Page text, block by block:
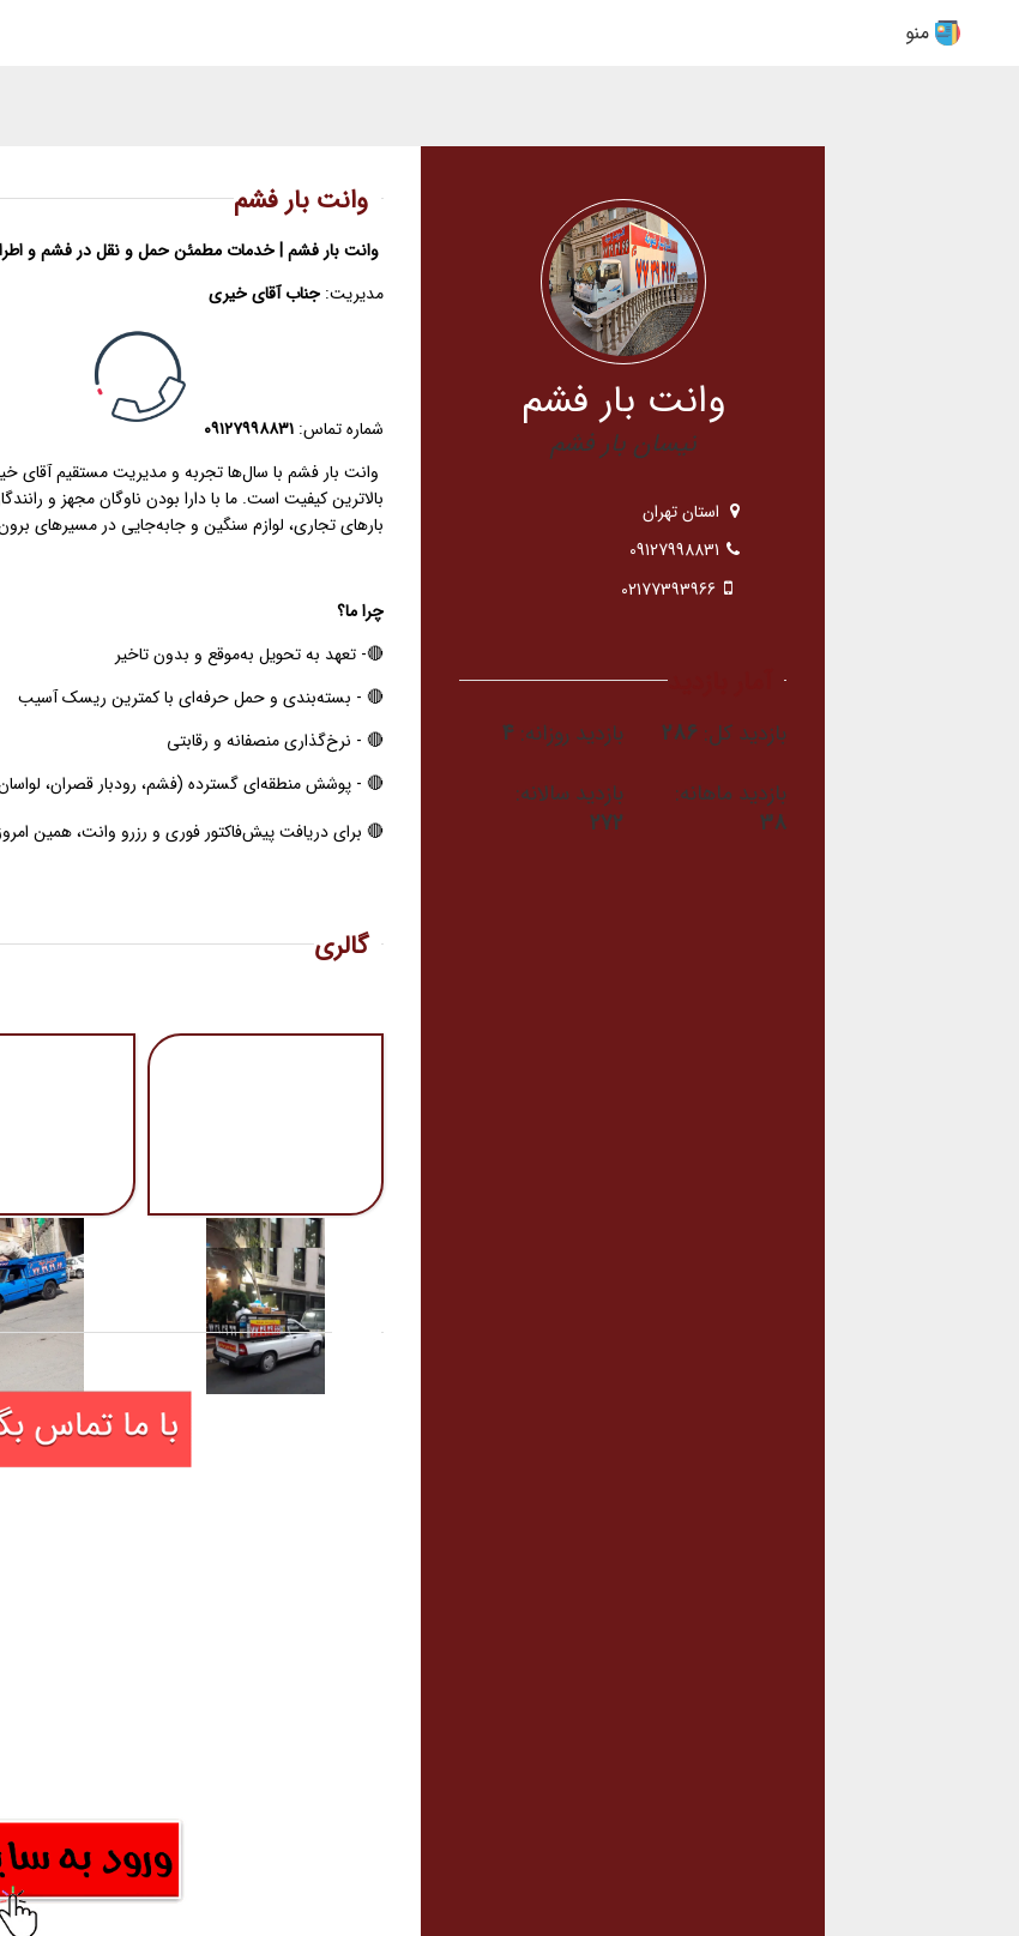
منو
وانت بار فشم
نیسان بار فشم
استان تهران
09127998831
02177393966
آمار بازدید
بازدید روزانه:4 بازدید کل: 286
بازدید سالانه:
272
بازدید ماهانه:
38
وانت بار فشم
وانت بار فشم | خدمات مطمئن حمل و نقل در فشم و
مدیریت:جناب آقای خیری
شماره تماس:۰۹۱۲۷۹۹۸۸۳۱
وانت بار فشم با سال‌ها تجربه و مدیریت مستقیم آقای
بالاترین کیفیت است. ما با دارا بودن ناوگان مجهز و
بارهای تجاری، لوازم سنگین و جابه‌جایی در مسیرهای
چرا ما؟
🔴- تعهد به تحویل به‌موقع و بدون تاخیر
🔴 - بسته‌بندی و حمل حرفه‌ای با کمترین ریسک آسیب
🔴 - نرخ‌گذاری منصفانه و رقابتی
🔴 - پوشش منطقه‌ای گسترده (فشم، رودبار قصران،
🔴 برای دریافت پیش‌فاکتور فوری و رزرو وانت، همین
گالری
نیسان وانت بار فشم